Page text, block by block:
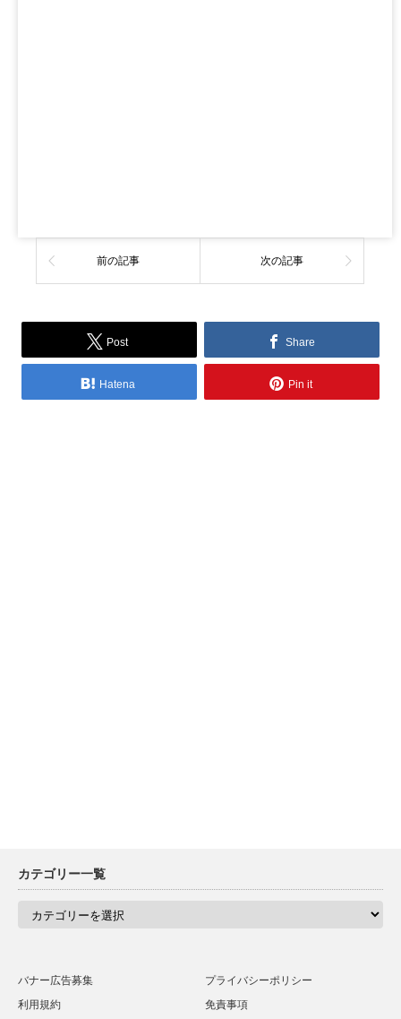
前の記事 次の記事
Post Share
Hatena Pin it
カテゴリー一覧
覧バナー広告募集
プライバシーポリシー
利用規約
免責事項